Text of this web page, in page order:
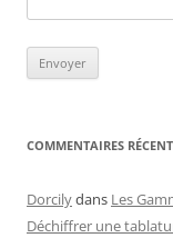
COMMENTAIRES
Dorcilydans Les
Déchiffrer une